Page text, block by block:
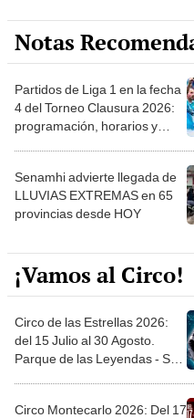
Notas
Partidos de Liga 1 en la fecha
4 del Torneo Clausura 2026:
programación, horarios y
Senamhi advierte llegada de
LLUVIAS EXTREMAS en 65
provincias desde HOY
¡Vamos al Circo!
Circo de las Estrellas 2026:
del 15 Julio al 30 Agosto.
Parque de las Leyendas - San
Circo Montecarlo 2026: Del 17